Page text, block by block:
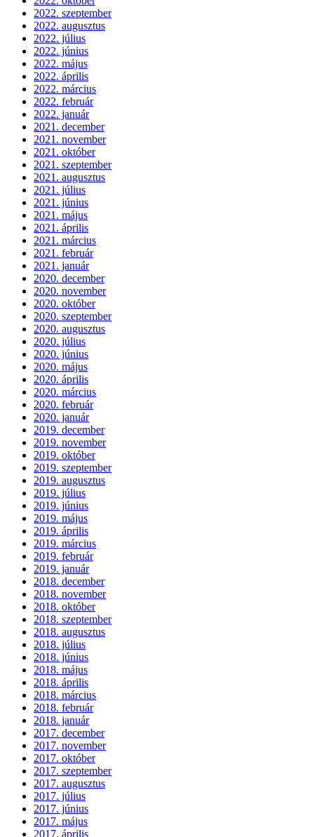
2022. szeptember
2022. augusztus
2022. július
2022. június
2022. május
2022. április
2022. március
2022. február
2022. január
2021. december
2021. november
2021. október
2021. szeptember
2021. augusztus
2021. július
2021. június
2021. május
2021. április
2021. március
2021. február
2021. január
2020. december
2020. november
2020. október
2020. szeptember
2020. augusztus
2020. július
2020. június
2020. május
2020. április
2020. március
2020. február
2020. január
2019. december
2019. november
2019. október
2019. szeptember
2019. augusztus
2019. július
2019. június
2019. május
2019. április
2019. március
2019. február
2019. január
2018. december
2018. november
2018. október
2018. szeptember
2018. augusztus
2018. július
2018. június
2018. május
2018. április
2018. március
2018. február
2018. január
2017. december
2017. november
2017. október
2017. szeptember
2017. augusztus
2017. július
2017. június
2017. május
2017. április